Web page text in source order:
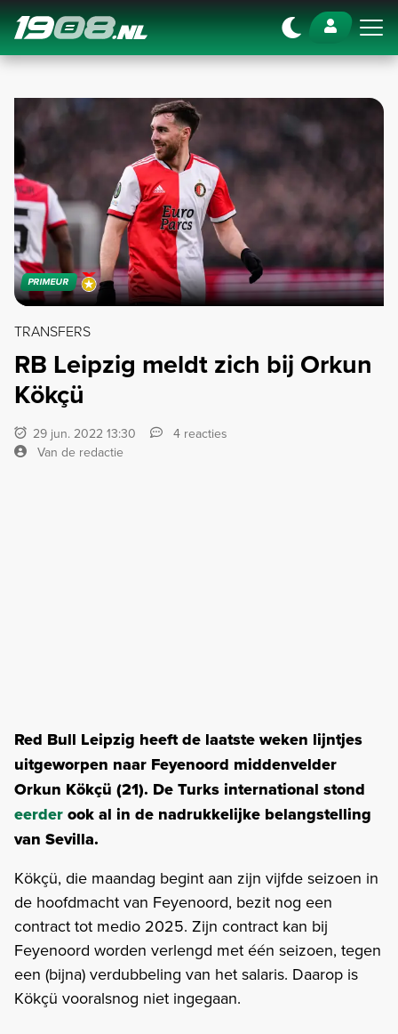
Navigation
PRIMEUR
TRANSFERS
RB Leipzig meldt zich bij Orkun
Kökçü
29 jun. 2022 13:30
4 reacties
Van de redactie
Red Bull Leipzig heeft de laatste weken lijntjes
uitgeworpen naar Feyenoord middenvelder
Orkun Kökçü (21). De Turks international stond
eerderook al in de nadrukkelijke belangstelling
van Sevilla.
Kökçü, die maandag begint aan zijn vijfde seizoen in
de hoofdmacht van Feyenoord, bezit nog een
contract tot medio 2025. Zijn contract kan bij
Feyenoord worden verlengd met één seizoen, tegen
een (bijna) verdubbeling van het salaris. Daarop is
Kökçü vooralsnog niet ingegaan.